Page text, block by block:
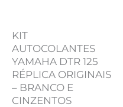
KIT
AUTOCOLANTES
YAMAHA DTR 125
RÉPLICA ORIGINAIS
– BRANCO E
CINZENTOS